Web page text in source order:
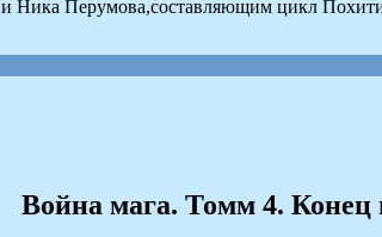
Ника Перумова,составляющим цикл
Война мага. Томм 4.